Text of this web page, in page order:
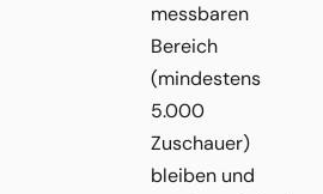
messbaren
Bereich
(mindestens
5.000
Zuschauer)
bleiben und